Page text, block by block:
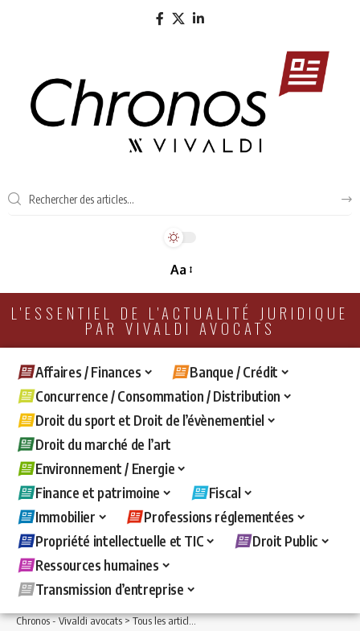
Aa
L'ESSENTIEL DE L'ACTUALITÉ JURIDIQUE
PAR VIVALDI AVOCATS
Affaires / Finances
Banque / Crédit
Concurrence / Consommation / Distribution
Droit du sport et Droit de l’évènementiel
Droit du marché de l’art
Environnement / Energie
Finance et patrimoine
Fiscal
Immobilier
Professions réglementées
Propriété intellectuelle et TIC
Droit Public
Ressources humaines
Transmission d’entreprise
Chronos - Vivaldi avocats>Tous les articles >Immobilier>Copropriété>